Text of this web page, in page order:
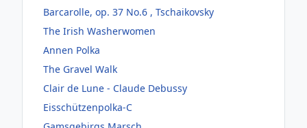
Barcarolle, op. 37 No.6 , Tschaikovsky
The Irish Washerwomen
Annen Polka
The Gravel Walk
Clair de Lune - Claude Debussy
Eisschützenpolka-C